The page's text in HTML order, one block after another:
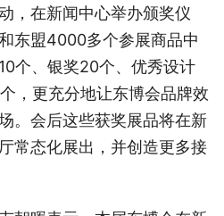
，在新闻中心举办颁奖仪
东盟4000多个参展商品中
个、银奖20个、优秀设计
，更充分地让东博会品牌效
。会后这些获奖展品将在新
常态化展出，并创造更多接